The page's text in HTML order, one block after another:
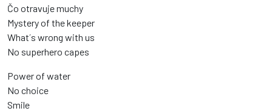
Čo otravuje muchy
Mystery of the keeper
What´s wrong with us
No superhero capes
Power of water
No choice
Smile